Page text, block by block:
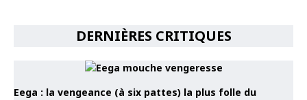
DERNIÈRES CRITIQUES
Eega : la vengeance (à six pattes) la plus folle du